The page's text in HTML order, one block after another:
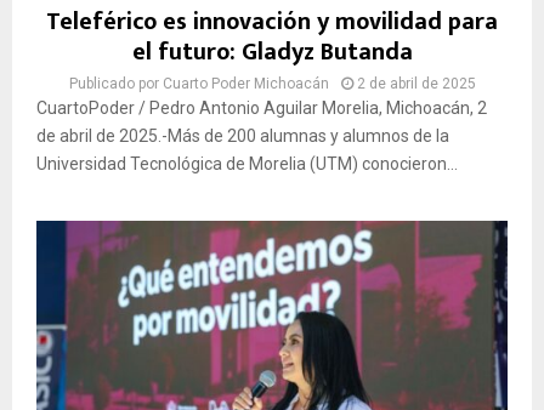
Teleférico es innovación y movilidad para
el futuro: Gladyz Butanda
Publicado por Cuarto Poder Michoacán 2 de abril de 2025
CuartoPoder / Pedro Antonio Aguilar Morelia, Michoacán, 2
de abril de 2025.-Más de 200 alumnas y alumnos de la
Universidad Tecnológica de Morelia (UTM) conocieron...